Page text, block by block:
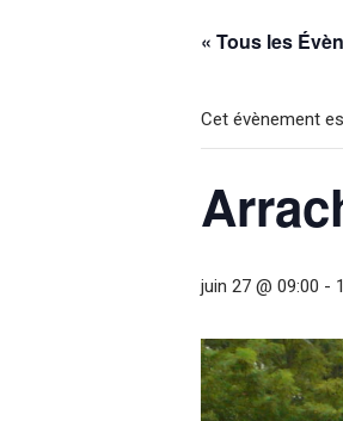
« Tous les
Cet évènement
juin 27 @ 09:00 -